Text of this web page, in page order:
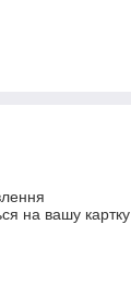
на вашу картку